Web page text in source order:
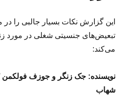
این گزارش نکات بسیار جالبی را
تبعیض‌های جنسیتی شغلی در مورد
می‌کند:
نویسنده: جک زنگر و جوزف
شهاب